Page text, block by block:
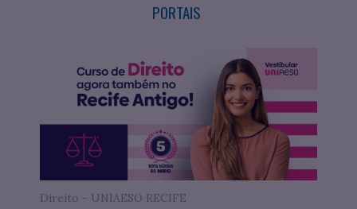
PORTAIS
Direito - UNIAESO RECIFE